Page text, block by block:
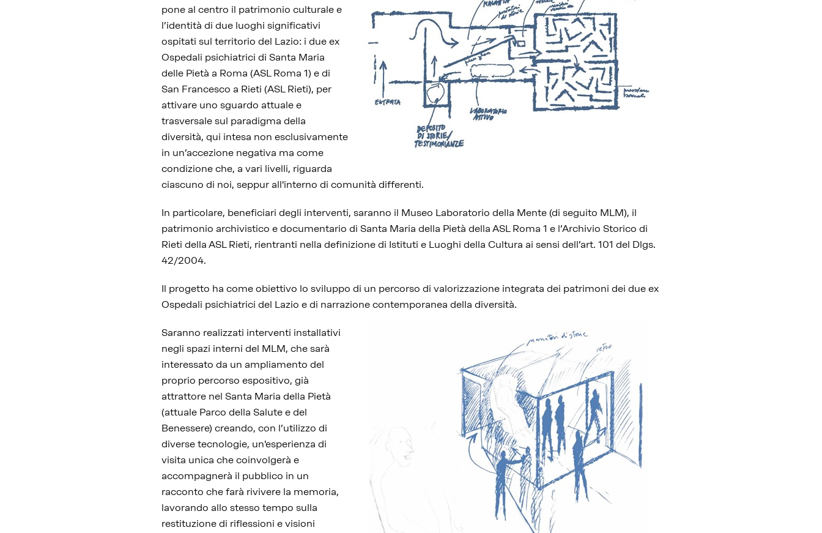
pone al centro il patrimonio culturale e
l’identità di due luoghi significativi
ospitati sul territorio del Lazio: i due ex
Ospedali psichiatrici di Santa Maria
delle Pietà a Roma (ASL Roma 1) e di
San Francesco a Rieti (ASL Rieti), per
attivare uno sguardo attuale e
trasversale sul paradigma della
diversità, qui intesa non esclusivamente
in un’accezione negativa ma come
condizione che, a vari livelli, riguarda
ciascuno di noi, seppur all'interno di comunità differenti.
In particolare, beneficiari degli interventi, saranno il Museo Laboratorio della Mente (di seguito MLM), il
patrimonio archivistico e documentario di Santa Maria della Pietà della ASL Roma 1 e l’Archivio Storico di
Rieti della ASL Rieti, rientranti nella definizione di Istituti e Luoghi della Cultura ai sensi dell’art. 101 del Dlgs.
42/2004.
Il progetto ha come obiettivo lo sviluppo di un percorso di valorizzazione integrata dei patrimoni dei due ex
Ospedali psichiatrici del Lazio e di narrazione contemporanea della diversità.
Saranno realizzati interventi installativi
negli spazi interni del MLM, che sarà
interessato da un ampliamento del
proprio percorso espositivo, già
attrattore nel Santa Maria della Pietà
(attuale Parco della Salute e del
Benessere) creando, con l’utilizzo di
diverse tecnologie, un'esperienza di
visita unica che coinvolgerà e
accompagnerà il pubblico in un
racconto che farà rivivere la memoria,
lavorando allo stesso tempo sulla
restituzione di riflessioni e visioni